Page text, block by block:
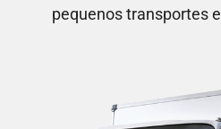
pequenos transportes